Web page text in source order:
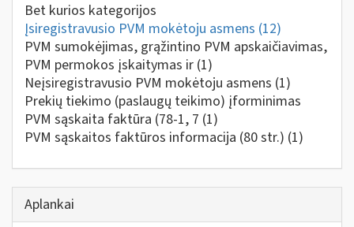
Bet kurios kategorijos
Įsiregistravusio PVM mokėtoju asmens (12)
PVM sumokėjimas, grąžintino PVM apskaičiavimas,
PVM permokos įskaitymas ir (1)
Neįsiregistravusio PVM mokėtoju asmens (1)
Prekių tiekimo (paslaugų teikimo) įforminimas
PVM sąskaita faktūra (78-1, 7 (1)
PVM sąskaitos faktūros informacija (80 str.) (1)
Aplankai